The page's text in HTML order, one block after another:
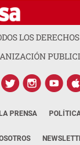
LOS
PRENSA